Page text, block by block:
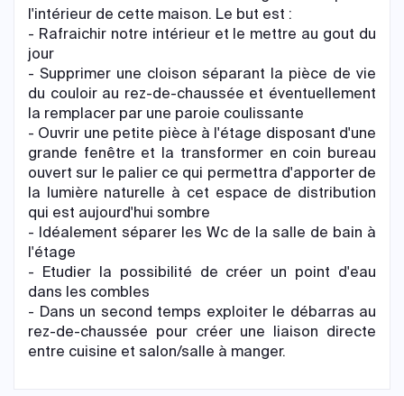
l'intérieur de cette maison. Le but est :
- Rafraichir notre intérieur et le mettre au gout du
jour
- Supprimer une cloison séparant la pièce de vie
du couloir au rez-de-chaussée et éventuellement
la remplacer par une paroie coulissante
- Ouvrir une petite pièce à l'étage disposant d'une
grande fenêtre et la transformer en coin bureau
ouvert sur le palier ce qui permettra d'apporter de
la lumière naturelle à cet espace de distribution
qui est aujourd'hui sombre
- Idéalement séparer les Wc de la salle de bain à
l'étage
- Etudier la possibilité de créer un point d'eau
dans les combles
- Dans un second temps exploiter le débarras au
rez-de-chaussée pour créer une liaison directe
entre cuisine et salon/salle à manger.